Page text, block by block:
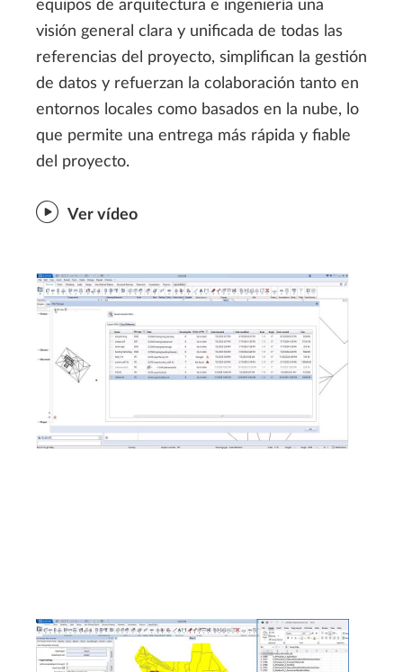
equipos de arquitectura e ingeniería una
visión general clara y unificada de todas las
referencias del proyecto, simplifican la gestión
de datos y refuerzan la colaboración tanto en
entornos locales como basados en la nube, lo
que permite una entrega más rápida y fiable
del proyecto.
Ver vídeo